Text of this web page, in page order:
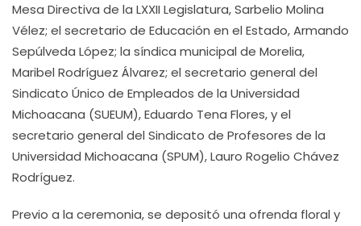
Mesa Directiva de la LXXII Legislatura, Sarbelio Molina
Vélez; el secretario de Educación en el Estado, Armando
Sepúlveda López; la síndica municipal de Morelia,
Maribel Rodríguez Álvarez; el secretario general del
Sindicato Único de Empleados de la Universidad
Michoacana (SUEUM), Eduardo Tena Flores, y el
secretario general del Sindicato de Profesores de la
Universidad Michoacana (SPUM), Lauro Rogelio Chávez
Rodríguez.
Previo a la ceremonia, se depositó una ofrenda floral y